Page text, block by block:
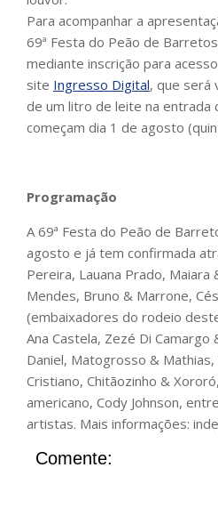
Para acompanhar a
69ª Festa do Peão de
mediante inscrição para
site Ingresso Digital, que será
de um litro de leite na entrada
começam dia 1 de agosto
Programação
A 69ª Festa do Peão de
agosto e já tem confirmada
Pereira, Lauana Prado, Maiara
Mendes, Bruno & Marrone,
(embaixadores do rodeio
Ana Castela, Zezé Di Camargo
Daniel, Matogrosso &
Cristiano, Chitãozinho &
americano, Cody Johnson,
Comente: